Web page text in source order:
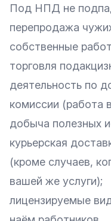
Под НПД не
перепродажа
собственные
торговля
деятельность по
комиссии (работа
добыча полезных
курьерская
(кроме случаев,
вашей же услуги);
лицензируемые